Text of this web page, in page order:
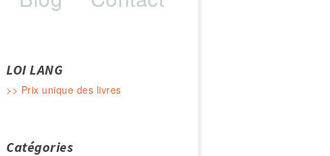
LOI LANG
>> Prix unique des livres
Catégories